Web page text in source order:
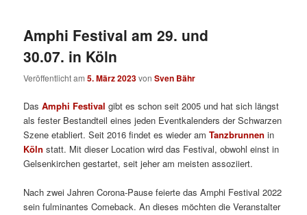
Amphi Festival am 29. und
30.07. in Köln
Veröffentlicht am5. März 2023vonSven Bähr
DasAmphi Festival gibt es schon seit 2005 und hat sich längst
als fester Bestandteil eines jeden Eventkalenders der Schwarzen
Szene etabliert. Seit 2016 findet es wieder amTanzbrunnen in
Köln statt. Mit dieser Location wird das Festival, obwohl einst in
Gelsenkirchen gestartet, seit jeher am meisten assoziiert.
Nach zwei Jahren Corona-Pause feierte das Amphi Festival 2022
sein fulminantes Comeback. An dieses möchten die Veranstalter